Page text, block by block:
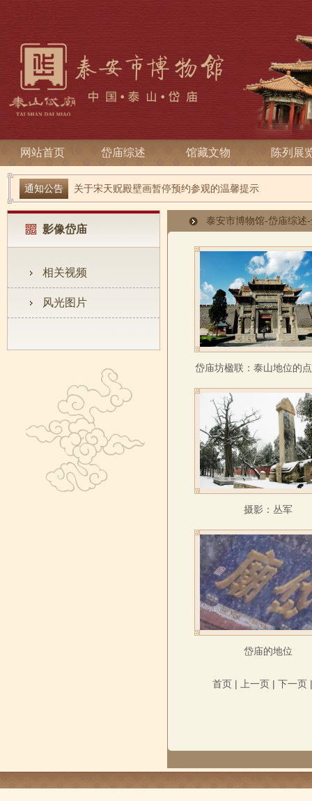
网站首页 岱庙综述 馆藏文物 陈列展
通知公告
端午寻古趣 雅俗话安康| 岱庙2026端午节系列活动
关于宋天贶殿壁画暂停预约参观的温馨提示
影像岱庙
相关视频
风光图片
泰安市博物馆-岱庙综述-
岱庙坊楹联：泰山地位的
摄影：丛军
岱庙的地位
首页 | 上一页 |下一页